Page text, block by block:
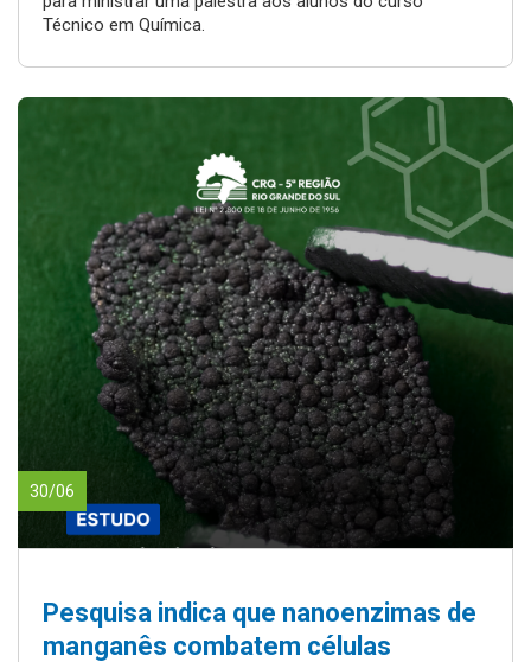
Técnico em Química.
30/06
Pesquisa indica que nanoenzimas de
manganês combatem células